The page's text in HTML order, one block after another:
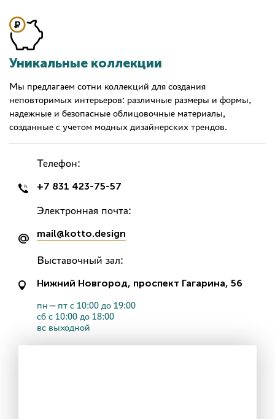
Уникальные коллекции
Мы предлагаем сотни коллекций для создания
неповторимых интерьеров: различные размеры и формы,
надежные и безопасные облицовочные материалы,
созданные с учетом модных дизайнерских трендов.
Телефон:
+7 831 423-75-57
Электронная почта:
mail@kotto.design
Выставочный зал:
Нижний Новгород, проспект Гагарина, 56
пн—пт с 10:00 до 19:00
сб с 10:00 до 18:00
вс выходной